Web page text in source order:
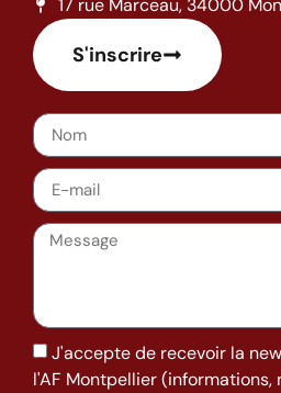
17 rue Marceau, 34000
S'inscrire
J'accepte de recevoir la
l'AF Montpellier (informations,